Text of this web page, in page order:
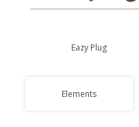
Eazy Plug
Elements